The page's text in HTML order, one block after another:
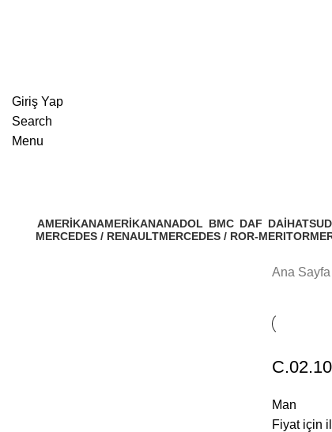
Giriş Yap
Search
Menu
AMERIKANAMERİKANANADOL BMC DAF DAIHATSU
MERCEDES / RENAULTMERCEDES / ROR-MERITOR
Ana Sayfa
Man
Fiyat için